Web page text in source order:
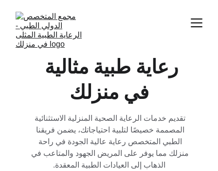
رعاية طبية مثالية
في منزلك
تقديم خدمات الرعاية الصحية المنزلية الاستثنائية
المصممة خصيصًا لتلبية احتياجاتك، يضمن فريقنا
الطبي المتخصص رعاية عالية الجودة في راحة
منزلك مما يوفر على المريض الجهود والمتاعب في
الذهاب إلى العيادات الطبية المعقدة.